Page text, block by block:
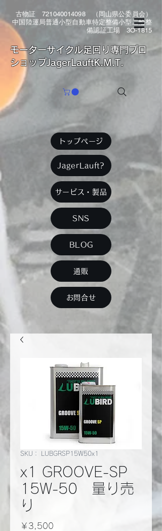
古物証721040014098（岡山県公委員会）
中国陸運局普通小型自動車特定整備小型二輪整
備認証工場 3O-1815
​モーターサイクル足回り専門プロ
ショップJagerLauftK.M.T.
トップページ
JagerLauft?
サービス・製品
SNS
BLOG
通販
お問合せ
SKU： LUBGRSP15W50x1
x1 GROOVE-SP
15W-50 量り売
り
￥3,500